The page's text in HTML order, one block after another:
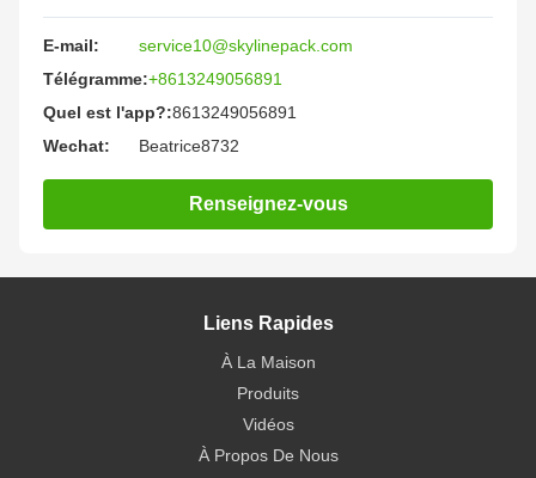
E-mail:
service10@skylinepack.com
Télégramme:+8613249056891
Quel est l'app?:8613249056891
Wechat:
Beatrice8732
Renseignez-vous
Liens Rapides
À La Maison
Produits
Vidéos
À Propos De Nous